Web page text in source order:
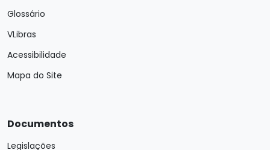
Glossário
VLibras
Acessibilidade
Mapa do Site
Documentos
Legislações